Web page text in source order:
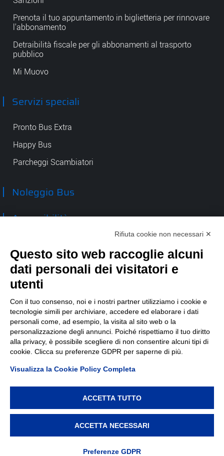
Prenota il tuo appuntamento in biglietteria per rinnovare
l'abbonamento
Detraibilità fiscale per gli abbonamenti al trasporto
pubblico
Mi Muovo
Servizi speciali
Pronto Bus Extra
Happy Bus
Parcheggi Scambiatori
Noleggio Bus
Accessibilità
TEP spa
Via Taro 12
43125 Parma
Tel. 0521.2141
E-mail:tep@tep.pr.it
Informazioni :info@tep.pr.it
PEC:tepspa@pec.it
TEP spa, via Taro 12, 43125 Parma – Cod. Fisc./P.IVA/Reg.
Imprese Parma 02155050343 – REA 214962 – Capitale
Sociale € 7.747.000 i.v. –Privacy policy–Modifica
preferenze Cookie
Rifiuta cookie non necessari ✕
Questo sito web raccoglie alcuni
dati personali dei visitatori e
utenti
Con il tuo consenso, noi e i nostri partner utilizziamo i cookie e
tecnologie simili per archiviare, accedere ed elaborare i dati
personali come, ad esempio, la visita al sito web o la
personalizzazione degli annunci. Poiché rispettiamo il tuo diritto
alla privacy, è possibile scegliere di non consentire alcuni tipi di
cookie. Clicca su preferenze GDPR per saperne di più.
Visualizza la Cookie Policy Completa
ACCETTA TUTTO
ACCETTA NECESSARI
Preferenze GDPR